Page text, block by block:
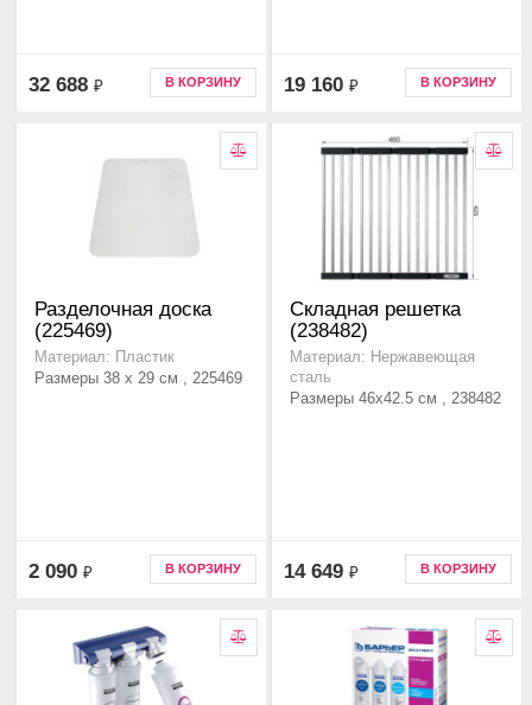
32 688 ₽ В КОРЗИНУ 19 160 ₽ В КОРЗИНУ
Разделочная доска
(225469)
Материал: Пластик
Размеры 38 x 29 см , 225469
2 090 ₽ В КОРЗИНУ
Складная решетка
(238482)
Материал: Нержавеющая
сталь
Размеры 46x42.5 см , 238482
14 649 ₽ В КОРЗИНУ